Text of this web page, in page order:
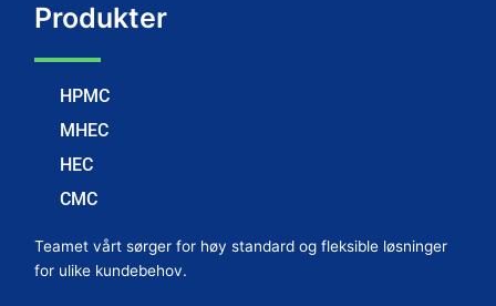
Produkter
HPMC
MHEC
HEC
CMC
Teamet vårt sørger for høy standard og fleksible løsninger
for ulike kundebehov.